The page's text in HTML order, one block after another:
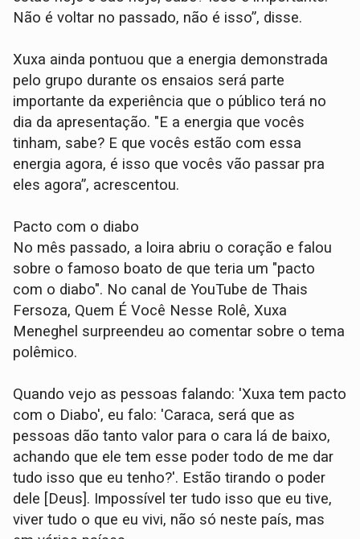
Não é voltar no passado, não é isso”, disse.
Xuxa ainda pontuou que a energia demonstrada
pelo grupo durante os ensaios será parte
importante da experiência que o público terá no
dia da apresentação. "E a energia que vocês
tinham, sabe? E que vocês estão com essa
energia agora, é isso que vocês vão passar pra
eles agora”, acrescentou.
Pacto com o diabo
No mês passado, a loira abriu o coração e falou
sobre o famoso boato de que teria um "pacto
com o diabo". No canal de YouTube de Thais
Fersoza, Quem É Você Nesse Rolê, Xuxa
Meneghel surpreendeu ao comentar sobre o tema
polêmico.
Quando vejo as pessoas falando: 'Xuxa tem pacto
com o Diabo', eu falo: 'Caraca, será que as
pessoas dão tanto valor para o cara lá de baixo,
achando que ele tem esse poder todo de me dar
tudo isso que eu tenho?'. Estão tirando o poder
dele [Deus]. Impossível ter tudo isso que eu tive,
viver tudo o que eu vivi, não só neste país, mas